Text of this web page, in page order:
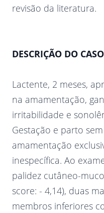
revisão da literatura.
DESCRIÇÃO DO CASO
Lactente, 2 meses,
na amamentação,
irritabilidade e
Gestação e parto
amamentação
inespecífica. Ao
palidez cutâneo-
score: - 4,14), duas
membros inferiores